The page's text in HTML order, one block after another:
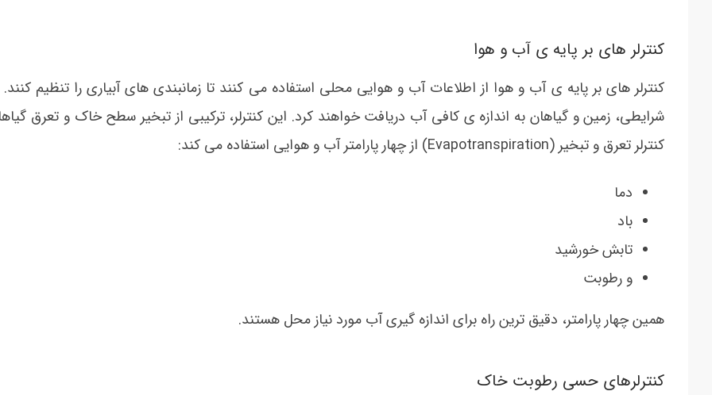
کنترلر های بر پایه ی آب و هوا
کنترلر های بر پایه ی آب و هوا از اطلاعات آب و هوایی محلی استفاده می کنند تا زمانبندی های آبیاری را تنظیم
شرایطی، زمین و گیاهان به اندازه ی کافی آب دریافت خواهند کرد. این کنترلر، ترکیبی از تبخیر سطح خاک و تعرق
کنترلر تعرق و تبخیر (Evapotranspiration) از چهار پارامتر آب و هوایی استفاده می کند:
دما
باد
تابش خورشید
و رطوبت
همین چهار پارامتر، دقیق ترین راه برای اندازه گیری آب مورد نیاز محل هستند.
کنترلرهای حسی رطوبت خاک